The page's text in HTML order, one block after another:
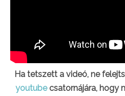
Ha tetszett a videó, ne
youtubecsatornájára, hogy